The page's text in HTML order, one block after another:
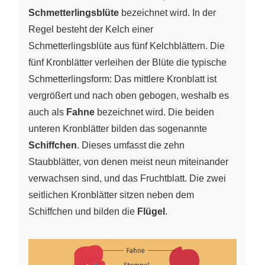
Schmetterlingsblüte bezeichnet wird. In der
Regel besteht der Kelch einer
Schmetterlingsblüte aus fünf Kelchblättern. Die
fünf Kronblätter verleihen der Blüte die typische
Schmetterlingsform: Das mittlere Kronblatt ist
vergrößert und nach oben gebogen, weshalb es
auch als Fahne bezeichnet wird. Die beiden
unteren Kronblätter bilden das sogenannte
Schiffchen. Dieses umfasst die zehn
Staubblätter, von denen meist neun miteinander
verwachsen sind, und das Fruchtblatt. Die zwei
seitlichen Kronblätter sitzen neben dem
Schiffchen und bilden die Flügel .